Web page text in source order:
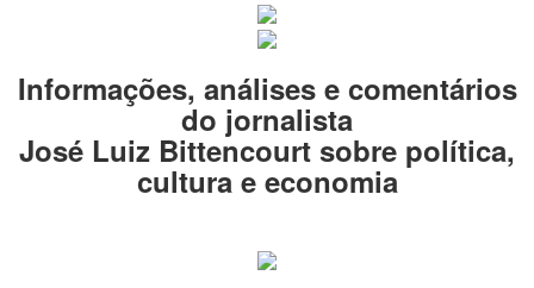
Informações, análises e comentários
do jornalista
José Luiz Bittencourt sobre política,
cultura e economia